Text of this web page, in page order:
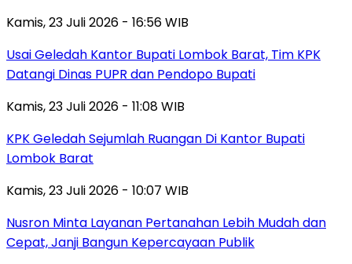
Kamis, 23 Juli 2026 - 16:56 WIB
Usai Geledah Kantor Bupati Lombok Barat, Tim KPK
Datangi Dinas PUPR dan Pendopo Bupati
Kamis, 23 Juli 2026 - 11:08 WIB
KPK Geledah Sejumlah Ruangan Di Kantor Bupati
Lombok Barat
Kamis, 23 Juli 2026 - 10:07 WIB
Nusron Minta Layanan Pertanahan Lebih Mudah dan
Cepat, Janji Bangun Kepercayaan Publik